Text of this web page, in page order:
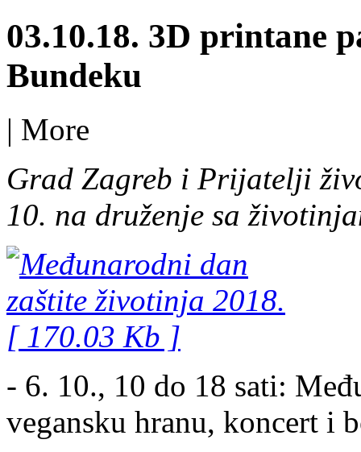
03.10.18. 3D printane
Bundeku
| More
Grad Zagreb i Prijatelji
10. na druženje sa
- 6. 10., 10 do 18 sati:
vegansku hranu, koncert i